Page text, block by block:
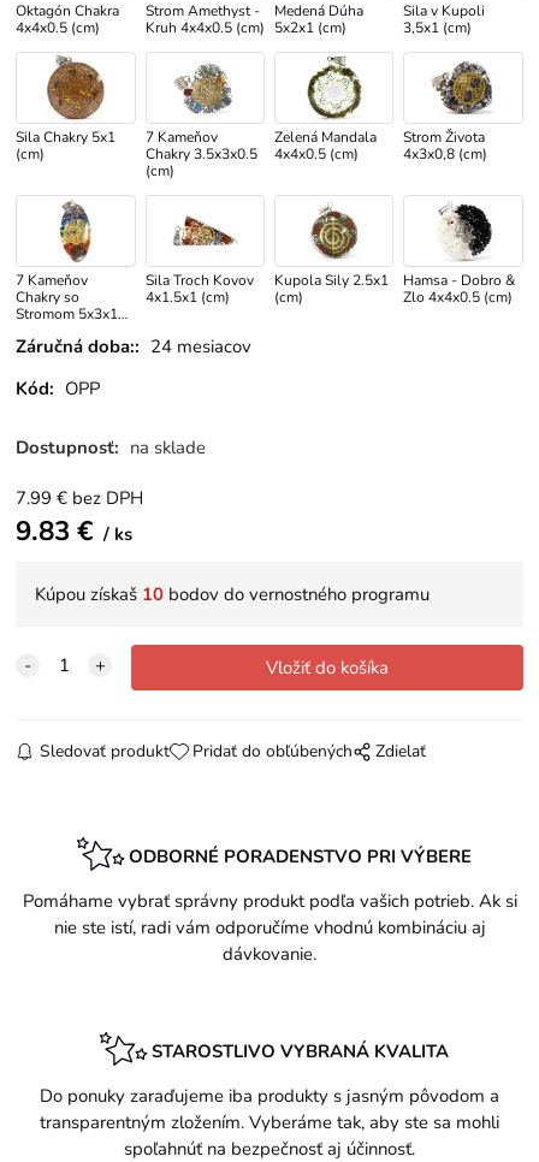
Oktagón Chakra
4x4x0.5 (cm)
Strom Amethyst -
Kruh 4x4x0.5 (cm)
Medená Dúha
5x2x1 (cm)
Sila v Kupoli
3,5x1 (cm)
Sila Chakry 5x1
(cm)
7 Kameňov
Chakry 3.5x3x0.5
(cm)
Zelená Mandala
4x4x0.5 (cm)
Strom Života
4x3x0,8 (cm)
7 Kameňov
Chakry so
Stromom 5x3x1
Sila Troch Kovov
4x1.5x1 (cm)
Kupola Sily 2.5x1
(cm)
Hamsa - Dobro &
Zlo 4x4x0.5 (cm)
Záručná doba:: 24 mesiacov
Kód: OPP
Dostupnosť: na sklade
7.99 € bez DPH
9.83 € ks
Kúpou získaš 10 bodov do vernostného programu
Sledovať produkt Pridať do obľúbených Zdielať
ODBORNÉ PORADENSTVO PRI VÝBERE
Pomáhame vybrať správny produkt podľa vašich potrieb. Ak si
nie ste istí, radi vám odporučíme vhodnú kombináciu aj
dávkovanie.
STAROSTLIVO VYBRANÁ KVALITA
Do ponuky zaraďujeme iba produkty s jasným pôvodom a
transparentným zložením. Vyberáme tak, aby ste sa mohli
spoľahnúť na bezpečnosť aj účinnosť.